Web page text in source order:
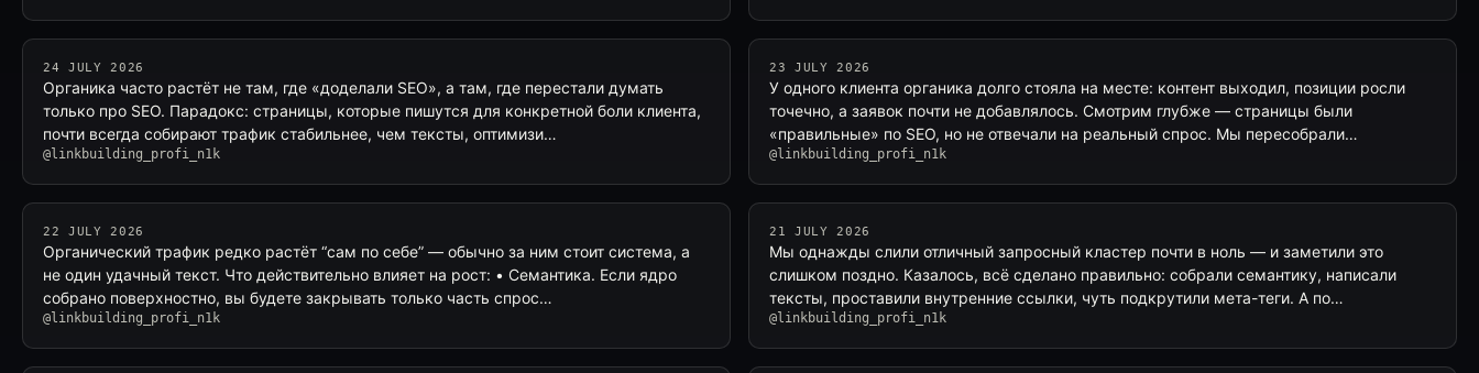
24 JULY 2026
Органика часто растёт не там, где «доделали SEO», а там, где перестали думать
только про SEO. Парадокс: страницы, которые пишутся для конкретной боли клиента,
почти всегда собирают трафик стабильнее, чем тексты, оптимизи…
@linkbuilding_profi_n1k
23 JULY 2026
У одного клиента органика долго стояла на месте: контент выходил, позиции росли
точечно, а заявок почти не добавлялось. Смотрим глубже — страницы были
«правильные» по SEO, но не отвечали на реальный спрос. Мы пересобрали…
@linkbuilding_profi_n1k
22 JULY 2026
Органический трафик редко растёт “сам по себе” — обычно за ним стоит система, а
не один удачный текст. Что действительно влияет на рост: • Семантика. Если ядро
собрано поверхностно, вы будете закрывать только часть спрос…
@linkbuilding_profi_n1k
21 JULY 2026
Мы однажды слили отличный запросный кластер почти в ноль — и заметили это
слишком поздно. Казалось, всё сделано правильно: собрали семантику, написали
тексты, проставили внутренние ссылки, чуть подкрутили мета-теги. А по…
@linkbuilding_profi_n1k